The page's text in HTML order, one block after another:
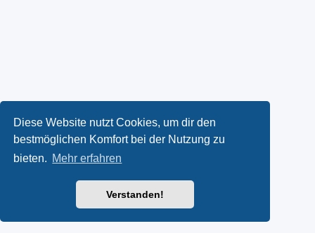
Diese Website nutzt Cookies, um dir den
bestmöglichen Komfort bei der Nutzung zu
bieten. Mehr erfahren
Verstanden!